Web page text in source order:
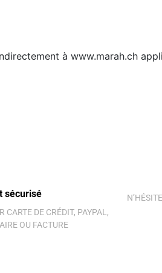
à www.marah.ch
sécurisé
CARTE DE CRÉDIT, PAYPAL,
OU FACTURE